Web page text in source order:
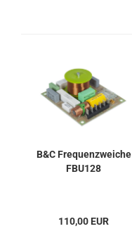
B&C Frequenzweiche
FBU128
110,00 EUR